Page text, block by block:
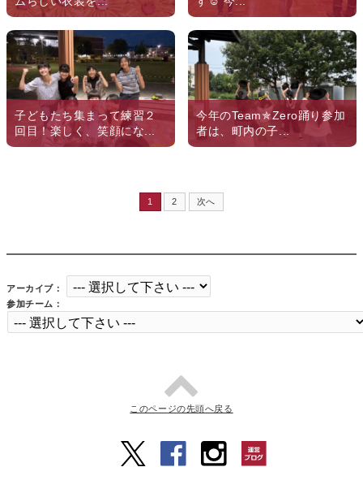
子どもたち集まって練習２
回目！楽しく、笑顔にな...
今年のTeam✯Zero踊り参加
者は、町内の子...
1 2 次へ
アーカイブ：
参加チーム：
このページの先頭へ戻る